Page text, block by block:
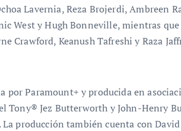
Lavernia, Reza Brojerdi, Ambreen
West y Hugh Bonneville, mientras
Crawford, Keanush Tafreshi y Raza
por Paramount+ y producida en
Tony® Jez Butterworth y John-Henry
producción también cuenta con David